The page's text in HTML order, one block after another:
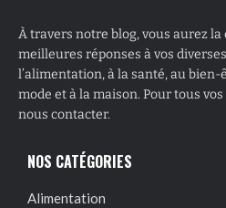
À travers notre blog, vous aurez
meilleures réponses à vos
l’alimentation, à la santé, au
mode et à la maison. Pour tous vos
nous contacter.
NOS CATÉGORIES
Alimentation